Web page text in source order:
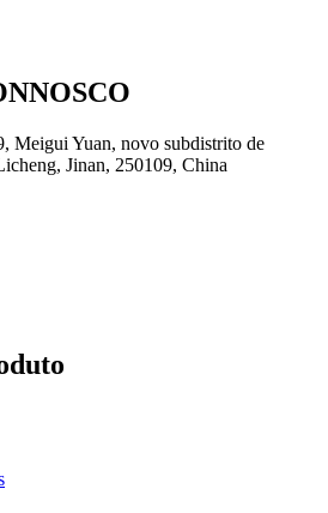
Meigui Yuan, novo subdistrito de
Jinan, 250109, China